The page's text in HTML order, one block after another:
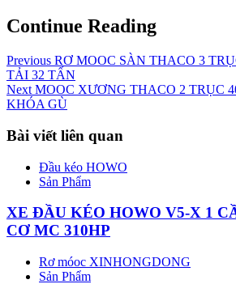
Continue Reading
Previous RƠ MOOC SÀN THACO 3
TẢI 32 TẤN
Next MOOC XƯƠNG THACO 2 TRỤC
KHÓA GÙ
Bài viết liên quan
Đầu kéo HOWO
Sản Phẩm
XE ĐẦU KÉO HOWO V5-X 1
CƠ MC 310HP
Rơ móoc XINHONGDONG
Sản Phẩm